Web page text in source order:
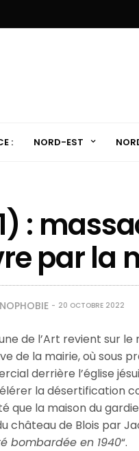
: NORD-EST
:
par la
20 OCTOBRE 2022
de l’Art revient sur
de la mairie, où sous
derrière l’église
la désertification
que la maison du
château de Blois par
bombardée en 1940“.